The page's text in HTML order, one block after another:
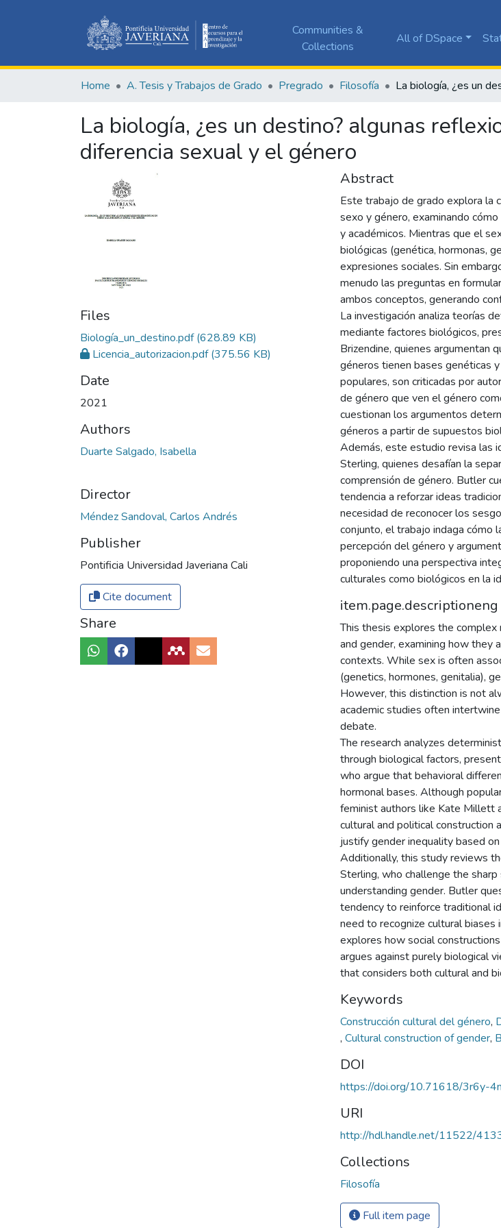
Communities &
Collections
All of DSpace
Home A. Tesis y Trabajos de Grado Pregrado Filosofía
La biología, ¿es un destino? algunas
diferencia sexual y el género
Files
Biología_un_destino.pdf(628.89 KB)
Licencia_autorizacion.pdf(375.56 KB)
Date
2021
Authors
Duarte Salgado, Isabella
Director
Méndez Sandoval, Carlos Andrés
Publisher
Pontificia Universidad Javeriana Cali
Cite document
Share
Abstract
Este trabajo de grado explora la
sexo y género, examinando
y académicos. Mientras que el
biológicas (genética, hormonas,
expresiones sociales. Sin
menudo las preguntas en
ambos conceptos, generando
La investigación analiza teorías
mediante factores biológicos,
Brizendine, quienes argumentan
géneros tienen bases genéticas
populares, son criticadas por
de género que ven el género
cuestionan los argumentos
géneros a partir de supuestos
Además, este estudio revisa las
Sterling, quienes desafían la
comprensión de género. Butler
tendencia a reforzar ideas
necesidad de reconocer los
conjunto, el trabajo indaga cómo
percepción del género y
proponiendo una perspectiva
culturales como biológicos en la
item.page.descriptioneng
This thesis explores the
and gender, examining how they
contexts. While sex is often
(genetics, hormones, genitalia),
However, this distinction is not
academic studies often
debate.
The research analyzes
through biological factors,
who argue that behavioral
hormonal bases. Although
feminist authors like Kate Millett
cultural and political construction
justify gender inequality based
Additionally, this study reviews
Sterling, who challenge the
understanding gender. Butler
tendency to reinforce traditional
need to recognize cultural
explores how social
argues against purely biological
that considers both cultural and
Keywords
Construcción cultural del género,
, Cultural construction of gender,
DOI
https://doi.org/10.71618/3r6y-
URI
http://hdl.handle.net/11522/
Collections
Filosofía
Full item page